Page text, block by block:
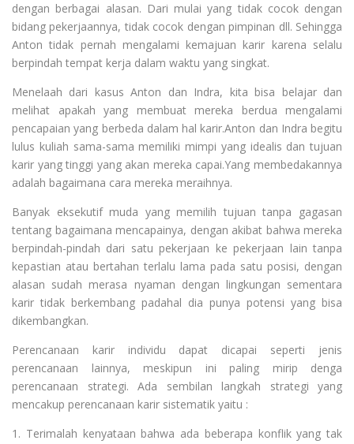
dengan berbagai alasan. Dari mulai yang tidak cocok dengan
bidang pekerjaannya, tidak cocok dengan pimpinan dll. Sehingga
Anton tidak pernah mengalami kemajuan karir karena selalu
berpindah tempat kerja dalam waktu yang singkat.
Menelaah dari kasus Anton dan Indra, kita bisa belajar dan
melihat apakah yang membuat mereka berdua mengalami
pencapaian yang berbeda dalam hal karir.Anton dan Indra begitu
lulus kuliah sama-sama memiliki mimpi yang idealis dan tujuan
karir yang tinggi yang akan mereka capai.Yang membedakannya
adalah bagaimana cara mereka meraihnya.
Banyak eksekutif muda yang memilih tujuan tanpa gagasan
tentang bagaimana mencapainya, dengan akibat bahwa mereka
berpindah-pindah dari satu pekerjaan ke pekerjaan lain tanpa
kepastian atau bertahan terlalu lama pada satu posisi, dengan
alasan sudah merasa nyaman dengan lingkungan sementara
karir tidak berkembang padahal dia punya potensi yang bisa
dikembangkan.
Perencanaan karir individu dapat dicapai seperti jenis
perencanaan lainnya, meskipun ini paling mirip denga
perencanaan strategi. Ada sembilan langkah strategi yang
mencakup perencanaan karir sistematik yaitu :
1. Terimalah kenyataan bahwa ada beberapa konflik yang tak